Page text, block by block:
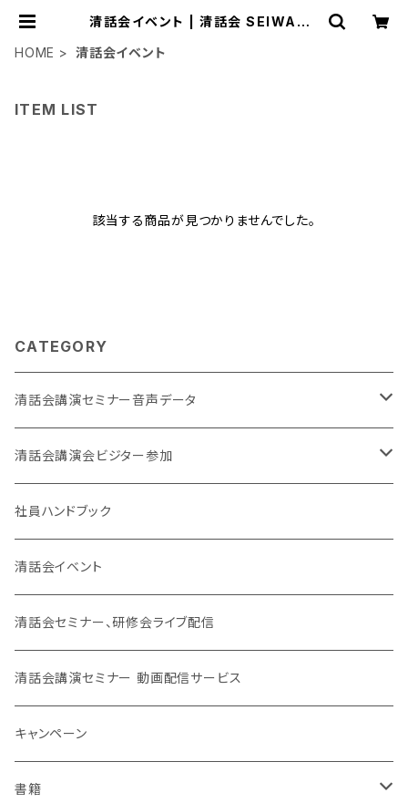
清話会イベント | 清話会 SEIWAKA
HOME
清話会イベント
ITEM LIST
該当する商品が見つかりませんでした。
CATEGORY
清話会講演セミナー音声データ
東京開催
大阪開催
清話会講演会ビジター参加
東京開催
大阪開催
SJC
社員ハンドブック
清話会イベント
清話会セミナー、研修会ライブ配信
清話会講演セミナー 動画配信サービス
キャンペーン
書籍